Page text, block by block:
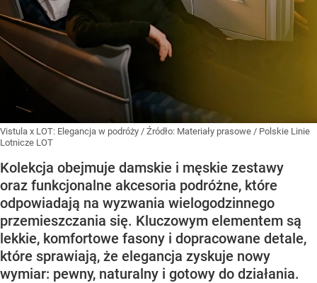
Vistula x LOT: Elegancja w podróży / Źródło: Materiały prasowe / Polskie Linie
Lotnicze LOT
Kolekcja obejmuje damskie i męskie zestawy
oraz funkcjonalne akcesoria podróżne, które
odpowiadają na wyzwania wielogodzinnego
przemieszczania się. Kluczowym elementem są
lekkie, komfortowe fasony i dopracowane detale,
które sprawiają, że elegancja zyskuje nowy
wymiar: pewny, naturalny i gotowy do działania.